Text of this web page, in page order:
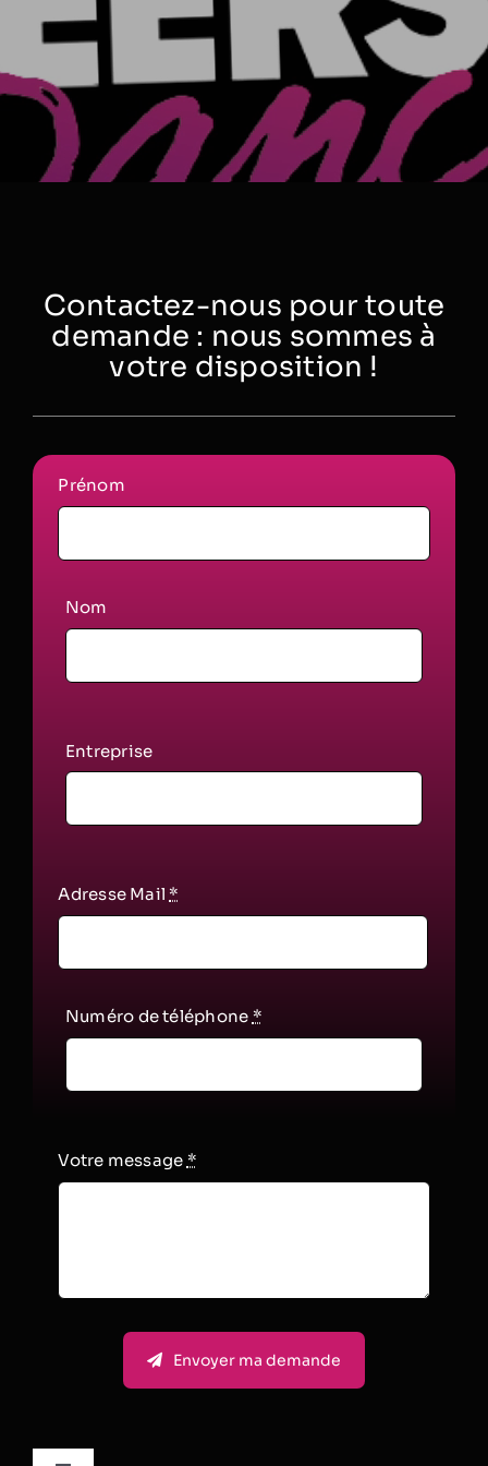
Contactez-nous pour toute
demande : nous sommes à
votre disposition !
Prénom
Nom
Entreprise
Adresse Mail *
Numéro de téléphone *
Votre message *
Envoyer ma demande